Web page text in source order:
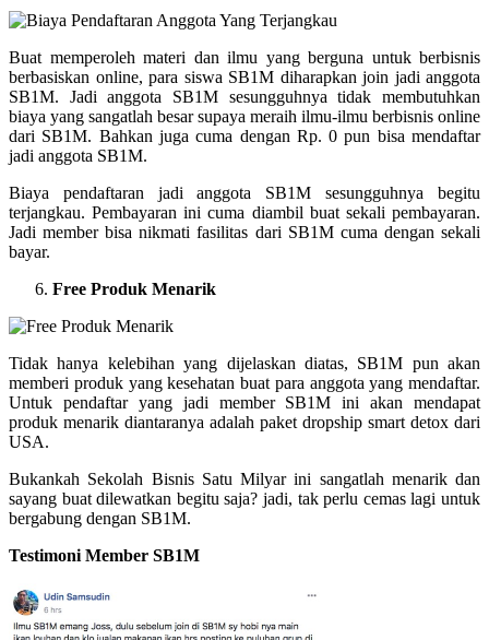
Buat memperoleh materi dan ilmu yang berguna untuk berbisnis
berbasiskan online, para siswa SB1M diharapkan join jadi anggota
SB1M. Jadi anggota SB1M sesungguhnya tidak membutuhkan
biaya yang sangatlah besar supaya meraih ilmu-ilmu berbisnis online
dari SB1M. Bahkan juga cuma dengan Rp. 0 pun bisa mendaftar
jadi anggota SB1M.
Biaya pendaftaran jadi anggota SB1M sesungguhnya begitu
terjangkau. Pembayaran ini cuma diambil buat sekali pembayaran.
Jadi member bisa nikmati fasilitas dari SB1M cuma dengan sekali
bayar.
Free Produk Menarik
Tidak hanya kelebihan yang dijelaskan diatas, SB1M pun akan
memberi produk yang kesehatan buat para anggota yang mendaftar.
Untuk pendaftar yang jadi member SB1M ini akan mendapat
produk menarik diantaranya adalah paket dropship smart detox dari
USA.
Bukankah Sekolah Bisnis Satu Milyar ini sangatlah menarik dan
sayang buat dilewatkan begitu saja? jadi, tak perlu cemas lagi untuk
bergabung dengan SB1M.
Testimoni Member SB1M